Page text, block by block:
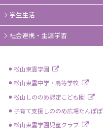
学生生活
社会連携・生涯学習
松山東雲学園
松山東雲中学・高等学校
松山しののめ認定こども園
子育て支援しののめ広場たんぽぽ
松山東雲学園児童クラブ